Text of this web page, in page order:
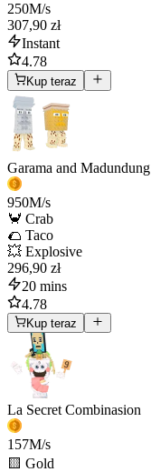
250M/s
307,90 zł
Instant
4.78
Kup teraz
Garama and Madundung
950M/s
🦀 Crab
🌮 Taco
💥 Explosive
296,90 zł
20 mins
4.78
Kup teraz
La Secret Combinasion
157M/s
🟨 Gold